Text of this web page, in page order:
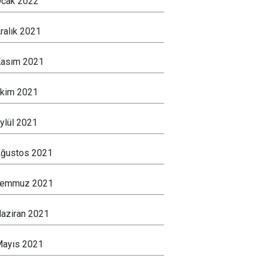
2021
2021
2021
2021
2021
2021
2021
2021